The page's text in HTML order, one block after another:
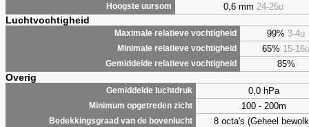
Hoogste uursom 0,6 mm 24-25u
Luchtvochtigheid
Maximale relatieve vochtigheid 99% 3-4u
Minimale relatieve vochtigheid 65% 15-16u
Gemiddelde relatieve vochtigheid 85%
Overig
Gemiddelde luchtdruk 0,0 hPa
Minimum opgetreden zicht 100 - 200m
Bedekkingsgraad van de bovenlucht 8 octa's (Geheel